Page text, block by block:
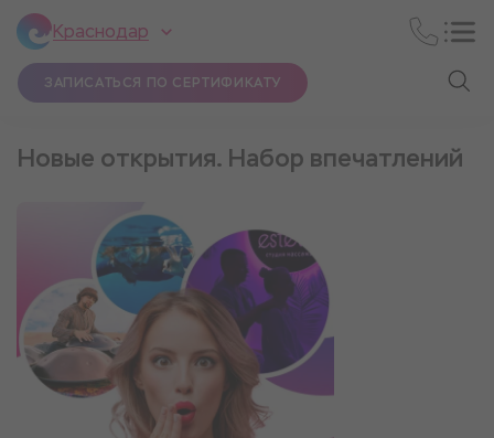
Краснодар
ЗАПИСАТЬСЯ ПО СЕРТИФИКАТУ
Новые открытия. Набор впечатлений